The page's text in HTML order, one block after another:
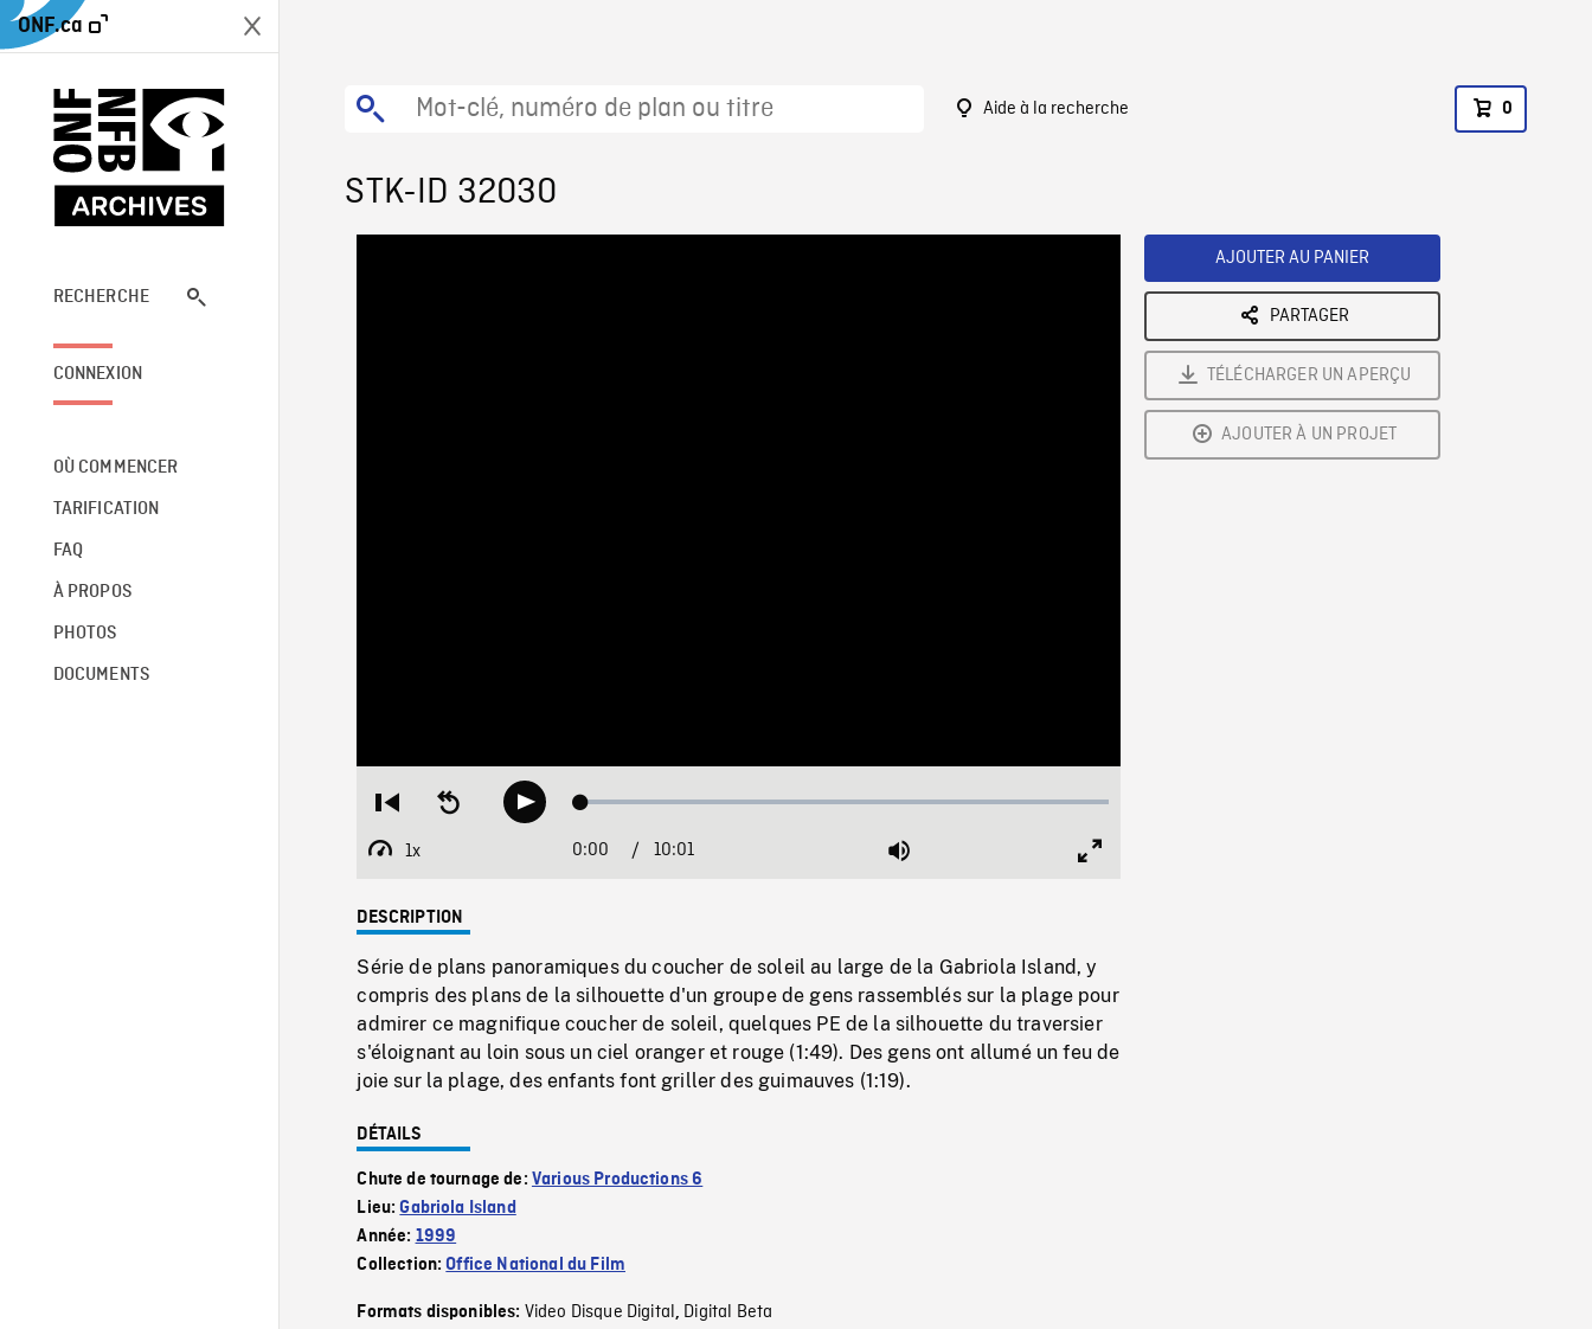
ONF.ca
RECHERCHE
CONNEXION
OÙ COMMENCER
TARIFICATION
FAQ
À PROPOS
PHOTOS
DOCUMENTS
Aide à la recherche 0
STK-ID 32030
Restart
beginning
Seek
backwardPlay Loaded:
1x
Playback
Current
0:00 / Duration
10:01 Mute
DESCRIPTION
Série de plans panoramiques du coucher de soleil au large de la Gabriola Island, y
compris des plans de la silhouette d'un groupe de gens rassemblés sur la plage pour
admirer ce magnifique coucher de soleil, quelques PE de la silhouette du traversier
s'éloignant au loin sous un ciel oranger et rouge (1:49). Des gens ont allumé un feu de
joie sur la plage, des enfants font griller des guimauves (1:19).
DÉTAILS
Chute de tournage de: Various Productions 6
Lieu:Gabriola Island
Année: 1999
Collection:Office National du Film
Formats disponibles: Video Disque Digital, Digital Beta
AJOUTER AU PANIER
PARTAGER
TÉLÉCHARGER UN APERÇU
AJOUTER À UN PROJET